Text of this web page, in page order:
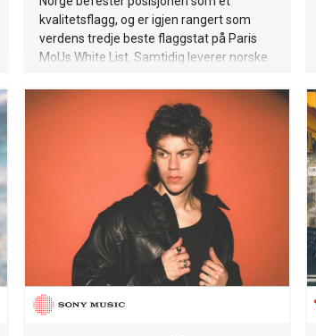
kvalitetsflagg, og er igjen rangert som
verdens tredje beste flaggstat på Paris
MoUs White List. Samtidig leverer norske
og US Coast Guards Qualship 21-program
havnestatskontrollsystem.